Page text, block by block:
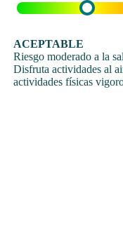
ACEPTABLE
Riesgo moderado a la
Disfruta actividades al
actividades físicas